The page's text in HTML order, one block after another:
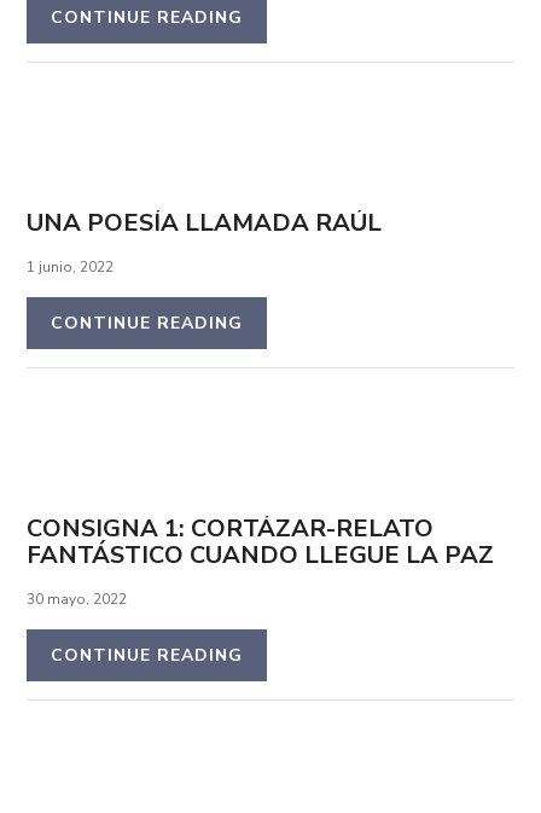
CONTINUE READING
UNA POESÍA LLAMADA RAÚL
1 junio, 2022
CONTINUE READING
CONSIGNA 1: CORTÁZAR-RELATO
FANTÁSTICO CUANDO LLEGUE LA PAZ
30 mayo, 2022
CONTINUE READING